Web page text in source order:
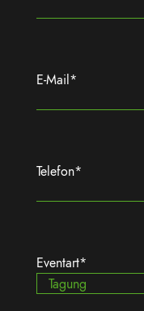
E-Mail*
Telefon*
Eventart*